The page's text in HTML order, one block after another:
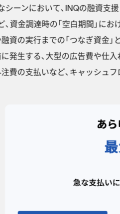
シーンにおいて、INQの融資支
、資金調達時の「空白期間」にお
資の実行までの「つなぎ資金」
に発生する、大型の広告費や仕
注費の支払いなど、キャッシュ